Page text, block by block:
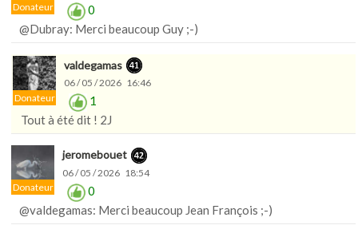
Donateur
0
@Dubray: Merci beaucoup Guy ;-)
Donateur
valdegamas
06 / 05 / 2026 16:46
1
Tout à été dit ! 2J
Donateur
jeromebouet
06 / 05 / 2026 18:54
0
@valdegamas: Merci beaucoup Jean François ;-)